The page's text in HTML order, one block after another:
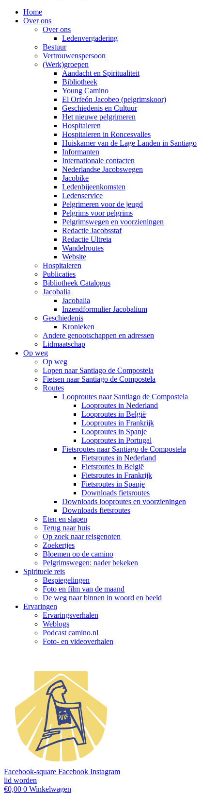
Home
Over ons
Over ons
Ledenvergadering
Bestuur
Vertrouwenspersoon
(Werk)groepen
Aandacht en Spiritualiteit
Bibliotheek
Young Camino
El Orfeón Jacobeo (pelgrimskoor)
Geschiedenis en Cultuur
Het nieuwe pelgrimeren
Hospitaleren
Hospitaleren in Roncesvalles
Huiskamer van de Lage Landen in Santiago
Informanten
Internationale contacten
Nederlandse Jacobswegen
Jacobike
Ledenbijeenkomsten
Ledenservice
Pelgrimeren voor de jeugd
Pelgrims voor pelgrims
Pelgrimswegen en voorzieningen
Redactie Jacobsstaf
Redactie Ultreia
Wandelroutes
Website
Hospitaleren
Publicaties
Bibliotheek Catalogus
Jacobalia
Jacobalia
Inzendformulier Jacobalium
Geschiedenis
Kronieken
Andere genootschappen en adressen
Lidmaatschap
Op weg
Op weg
Lopen naar Santiago de Compostela
Fietsen naar Santiago de Compostela
Routes
Looproutes naar Santiago de Compostela
Looproutes in Nederland
Looproutes in België
Looproutes in Frankrijk
Looproutes in Spanje
Looproutes in Portugal
Fietsroutes naar Santiago de Compostela
Fietsroutes in Nederland
Fietsroutes in België
Fietsroutes in Frankrijk
Fietsroutes in Spanje
Downloads fietsroutes
Downloads looproutes en voorzieningen
Downloads fietsroutes
Eten en slapen
Terug naar huis
Op zoek naar reisgenoten
Zoekertjes
Bloemen op de camino
Pelgrimswegen: nader bekeken
Spirituele reis
Bespiegelingen
Foto en film van de maand
De weg naar binnen in woord en beeld
Ervaringen
Ervaringsverhalen
Weblogs
Podcast camino.nl
Foto- en videoverhalen
Facebook-square Facebook Instagram
lid worden
€0,00 0 Winkelwagen